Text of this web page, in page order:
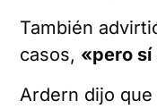
También
casos, «pero sí
Ardern dijo